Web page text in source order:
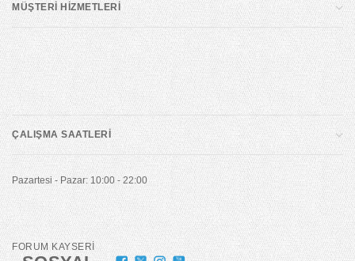
MÜŞTERİ HİZMETLERİ
ÇALIŞMA SAATLERİ
Pazartesi - Pazar: 10:00 - 22:00
FORUM KAYSERİ